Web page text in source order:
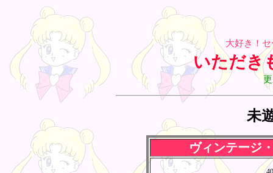
大好き！
いただき
未
ヴィンテージ